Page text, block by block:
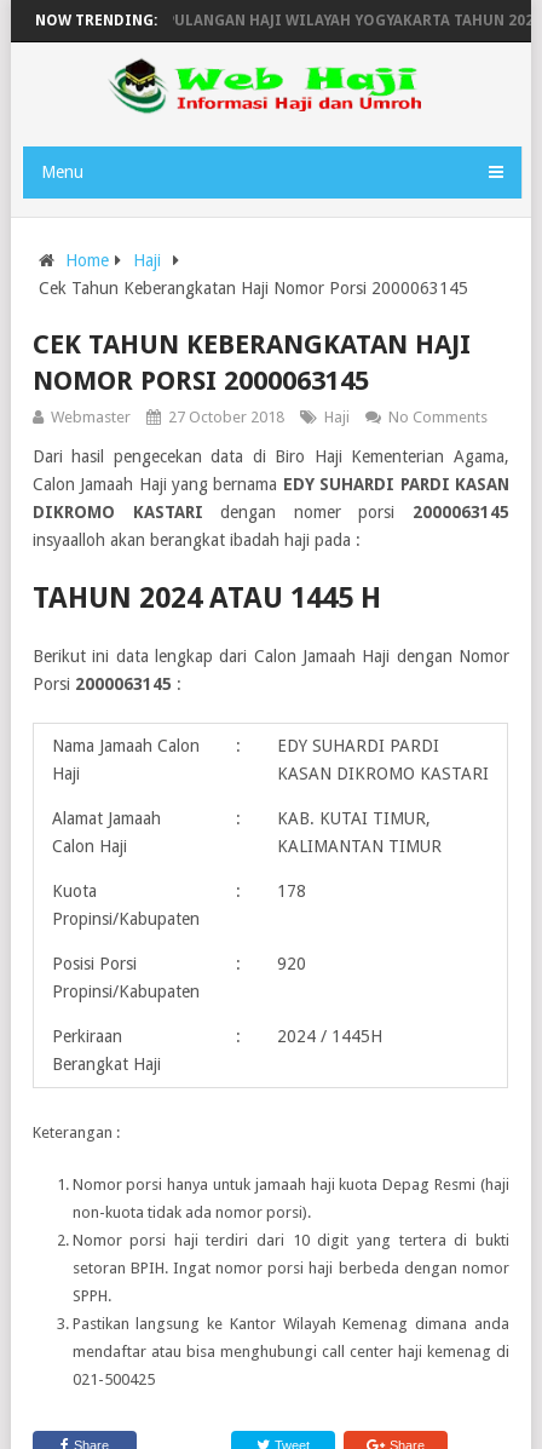
NOW TRENDING:DAN KEPULANGAN HAJI WILAYAH YOGYAKARTA TAHUN 2025
Menu
Home
Haji
Cek Tahun Keberangkatan Haji Nomor Porsi 2000063145
CEK TAHUN KEBERANGKATAN HAJI
NOMOR PORSI 2000063145
Webmaster 27 October 2018 Haji No Comments
Dari hasil pengecekan data di Biro Haji Kementerian Agama,
Calon Jamaah Haji yang bernama EDY SUHARDI PARDI KASAN
DIKROMO KASTARI dengan nomer porsi 2000063145
insyaalloh akan berangkat ibadah haji pada :
TAHUN 2024 ATAU 1445 H
Berikut ini data lengkap dari Calon Jamaah Haji dengan Nomor
Porsi 2000063145 :
Nama Jamaah Calon
Haji
:
EDY SUHARDI PARDI
KASAN DIKROMO KASTARI
Alamat Jamaah
Calon Haji
:
KAB. KUTAI TIMUR,
KALIMANTAN TIMUR
Kuota
Propinsi/Kabupaten
: 178
Posisi Porsi
Propinsi/Kabupaten
: 920
Perkiraan
Berangkat Haji
: 2024 / 1445H
Keterangan :
Nomor porsi hanya untuk jamaah haji kuota Depag Resmi (haji
non-kuota tidak ada nomor porsi).
Nomor porsi haji terdiri dari 10 digit yang tertera di bukti
setoran BPIH. Ingat nomor porsi haji berbeda dengan nomor
SPPH.
Pastikan langsung ke Kantor Wilayah Kemenag dimana anda
mendaftar atau bisa menghubungi call center haji kemenag di
021-500425
Share Tweet Share